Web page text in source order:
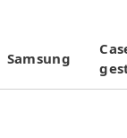
Samsung